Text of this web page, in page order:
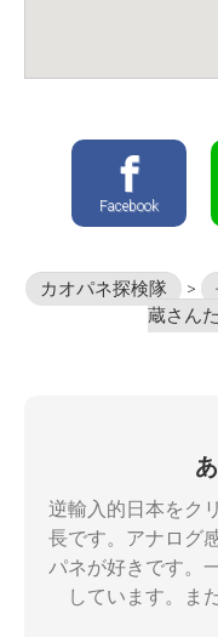
Facebook
カオパネ探検隊 >
蔵さん
逆輸入的日本をク
長です。アナログ
パネが好きです。
しています。ま